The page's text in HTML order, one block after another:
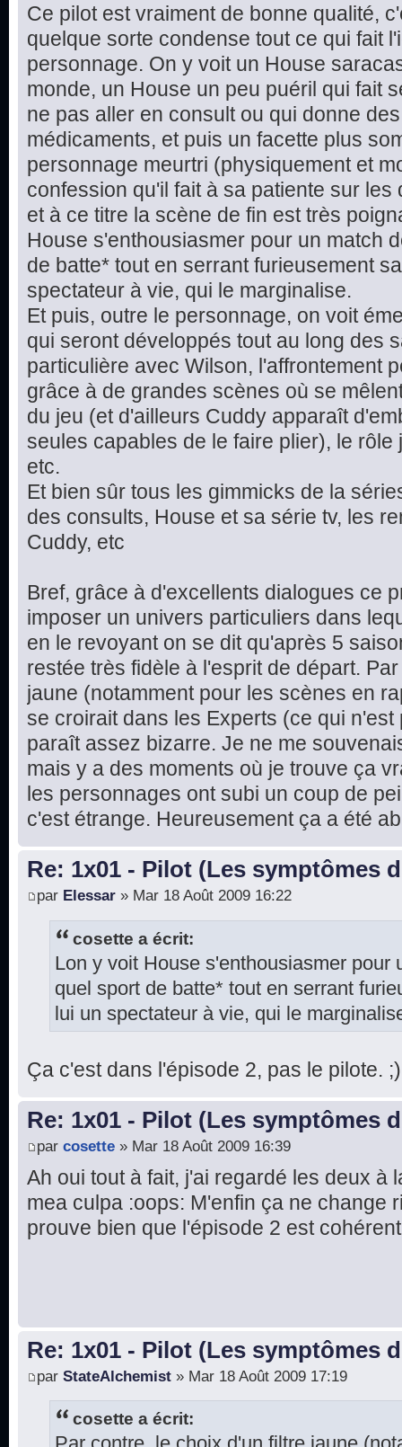
Ce pilot est vraiment de bonne qualité,
quelque sorte condense tout ce qui fait
personnage. On y voit un House
monde, un House un peu puéril qui fait
ne pas aller en consult ou qui donne
médicaments, et puis un facette plus
personnage meurtri (physiquement et
confession qu'il fait à sa patiente sur
et à ce titre la scène de fin est très
House s'enthousiasmer pour un match
de batte* tout en serrant furieusement
spectateur à vie, qui le marginalise.
Et puis, outre le personnage, on voit
qui seront développés tout au long des
particulière avec Wilson, l'affrontement
grâce à de grandes scènes où se
du jeu (et d'ailleurs Cuddy apparaît
seules capables de le faire plier), le
etc.
Et bien sûr tous les gimmicks de la
des consults, House et sa série tv, les
Cuddy, etc
Bref, grâce à d'excellents dialogues ce
imposer un univers particuliers dans
en le revoyant on se dit qu'après 5
restée très fidèle à l'esprit de départ.
jaune (notamment pour les scènes en
se croirait dans les Experts (ce qui
paraît assez bizarre. Je ne me
mais y a des moments où je trouve ça
les personnages ont subi un coup de
c'est étrange. Heureusement ça a été
Re: 1x01 - Pilot (Les symptômes
par Elessar » Mar 18 Août 2009 16:22
cosette a écrit:
Lon y voit House s'enthousiasmer pour
quel sport de batte* tout en serrant
lui un spectateur à vie, qui le
Ça c'est dans l'épisode 2, pas le pilote. ;)
Re: 1x01 - Pilot (Les symptômes
par cosette » Mar 18 Août 2009 16:39
Ah oui tout à fait, j'ai regardé les deux à
mea culpa :oops: M'enfin ça ne change
prouve bien que l'épisode 2 est
Re: 1x01 - Pilot (Les symptômes
par StateAlchemist » Mar 18 Août 2009 17:19
cosette a écrit: